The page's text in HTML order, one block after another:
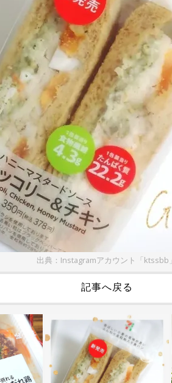
出典：Instagramアカウント「ktssbb」
記事へ戻る